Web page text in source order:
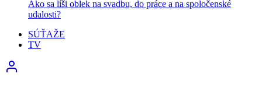
Ako sa líši oblek na svadbu, do práce a na spoločenské
udalosti?
SÚŤAŽE
TV